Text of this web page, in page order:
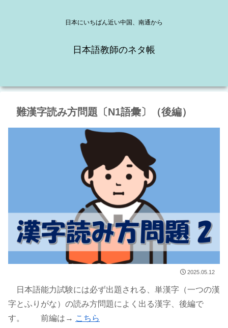
日本にいちばん近い中国、南通から
日本語教師のネタ帳
難漢字読み方問題〔N1語彙〕（後編）
2025.05.12
日本語能力試験には必ず出題される、単漢字（一つの漢
字とふりがな）の読み方問題によく出る漢字、後編で
す。 前編は→ こちら